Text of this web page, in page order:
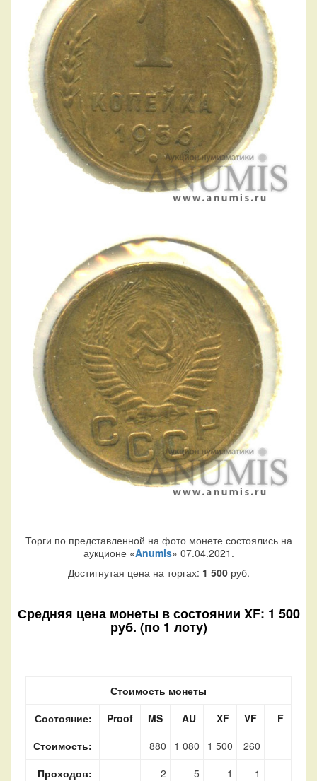
Торги по представленной на фото монете состоялись на
аукционе «Anumis» 07.04.2021.
Достигнутая цена на торгах: 1 500руб.
Средняя цена монеты в состоянии XF: 1 500
руб. (по 1 лоту)
Стоимость монеты
Состояние:
Proof MS AU XF VF
F
Стоимость:
880 1 080 1 500
260
Проходов:
2 5 1 1